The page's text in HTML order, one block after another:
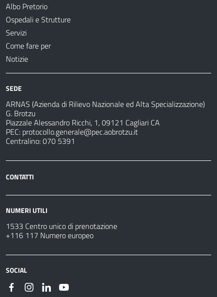
Albo Pretorio
Ospedali e Strutture
Servizi
Come fare per
Notizie
SEDE
ARNAS (Azienda di Rilievo Nazionale ed Alta Specializzazione)
G. Brotzu
Piazzale Alessandro Ricchi, 1, 09121 Cagliari CA
PEC: protocollo.generale@pec.aobrotzu.it
Centralino: 070 5391
CONTATTI
NUMERI UTILI
1533 Centro unico di prenotazione
+116 117 Numero europeo
SOCIAL